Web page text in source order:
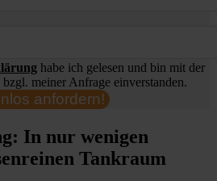
habe ich gelesen und bin mit der
meiner Anfrage einverstanden.
anfordern!
In nur wenigen
Tankraum